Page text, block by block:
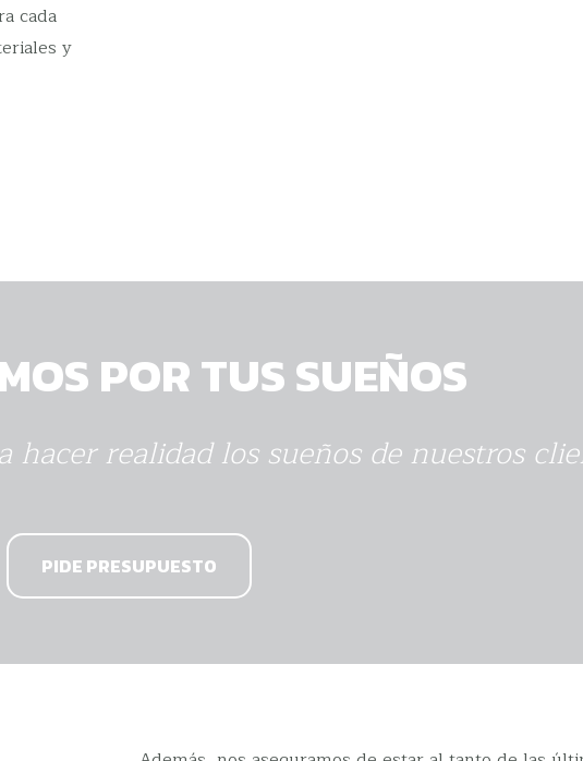
cada
y
POR TUS SUEÑOS
hacer realidad los sueños de nuestros
PIDE PRESUPUESTO